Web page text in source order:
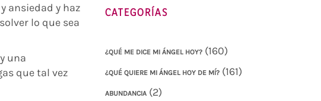
ansiedad y haz
lo que sea
una
que tal vez
CATEGORÍAS
¿QUÉ ME DICE MI ÁNGEL HOY?(160)
¿QUÉ QUIERE MI ÁNGEL HOY DE MÍ?(161)
ABUNDANCIA(2)